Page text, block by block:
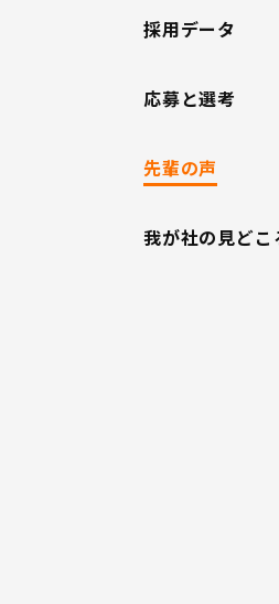
採用データ
応募と選考
先輩の声
我が社の見どこ